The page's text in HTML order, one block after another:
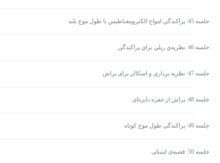
جلسه 45: پراکندگي امواج الکترومغناطيس با طول موج بلند
جلسه 46: نظريه‌ي ريلي براي پراکندگي
جلسه 47: نظریه برداری و اسکالر برای پراش
جلسه 48: پراش از حفره دایره‌ای
جلسه 49: پراکندگی طول موج کوتاه
جلسه 50: قضیه‌ی اپتیکی